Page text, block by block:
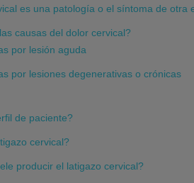
es una patología o el síntoma de otra
causas del dolor cervical?
por lesión aguda
por lesiones degenerativas o crónicas
de paciente?
cervical?
producir el latigazo cervical?